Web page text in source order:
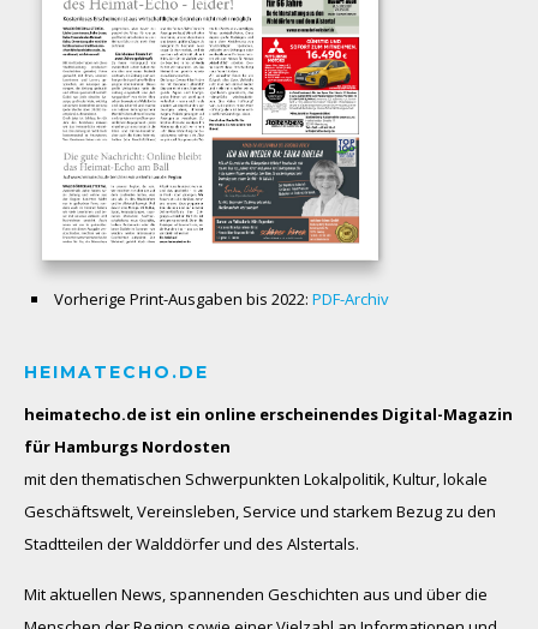
Vorherige Print-Ausgaben bis 2022: PDF-Archiv
HEIMATECHO.DE
heimatecho.de ist ein online erscheinendes Digital-Magazin
für Hamburgs Nordosten
mit den thematischen Schwerpunkten Lokalpolitik, Kultur, lokale
Geschäftswelt, Vereinsleben, Service und starkem Bezug zu den
Stadtteilen der Walddörfer und des Alstertals.
Mit aktuellen News, spannenden Geschichten aus und über die